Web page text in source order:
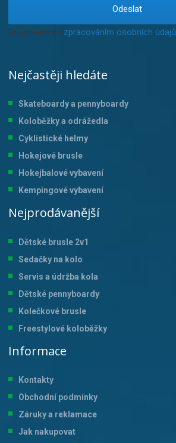
Odeslat
Souhlasím se zpracováním osobních údajů
Nejčastěji hledáte
Skateboardy a pennyboardy
Koloběžky a odrážedla
Cyklistické helmy
Hokejové brusle
Hokejbalové vybavení
Kempingové vybavení
Nejprodávanější
Dětské brusle 2v1
Sedačky na kolo
Servis a údržba kola
Dětské pennyboardy
Kolečkové brusle
Freestylové koloběžky
Informace
Kontakty
Obchodní podmínky
Záruky a reklamace
Jak nakupovat